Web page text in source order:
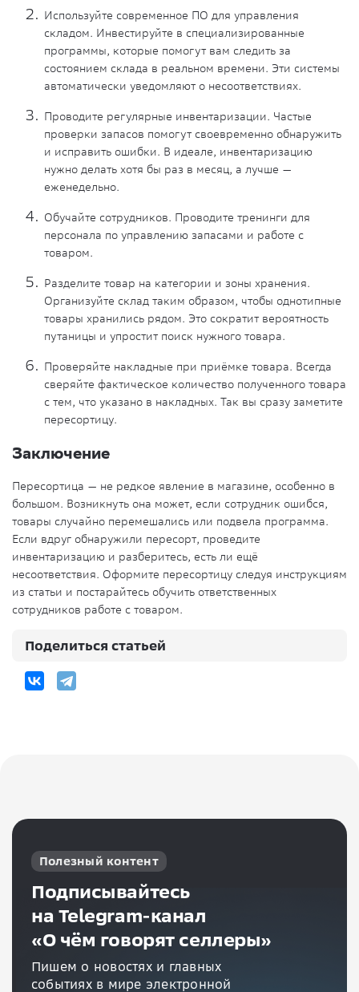
Используйте современное ПО для управления
складом. Инвестируйте в специализированные
программы, которые помогут вам следить за
состоянием склада в реальном времени. Эти системы
автоматически уведомляют о несоответствиях.
Проводите регулярные инвентаризации. Частые
проверки запасов помогут своевременно обнаружить
и исправить ошибки. В идеале, инвентаризацию
нужно делать хотя бы раз в месяц, а лучше —
еженедельно.
Обучайте сотрудников. Проводите тренинги для
персонала по управлению запасами и работе с
товаром.
Разделите товар на категории и зоны хранения.
Организуйте склад таким образом, чтобы однотипные
товары хранились рядом. Это сократит вероятность
путаницы и упростит поиск нужного товара.
Проверяйте накладные при приёмке товара. Всегда
сверяйте фактическое количество полученного товара
с тем, что указано в накладных. Так вы сразу заметите
пересортицу.
Заключение
Пересортица — не редкое явление в магазине, особенно в
большом. Возникнуть она может, если сотрудник ошибся,
товары случайно перемешались или подвела программа.
Если вдруг обнаружили пересорт, проведите
инвентаризацию и разберитесь, есть ли ещё
несоответствия. Оформите пересортицу следуя инструкциям
из статьи и постарайтесь обучить ответственных
сотрудников работе с товаром.
Поделиться статьей
Полезный контент
Подписывайтесь
на Telegram-канал
«О чём говорят селлеры»
Пишем о новостях и главных
событиях в мире электронной